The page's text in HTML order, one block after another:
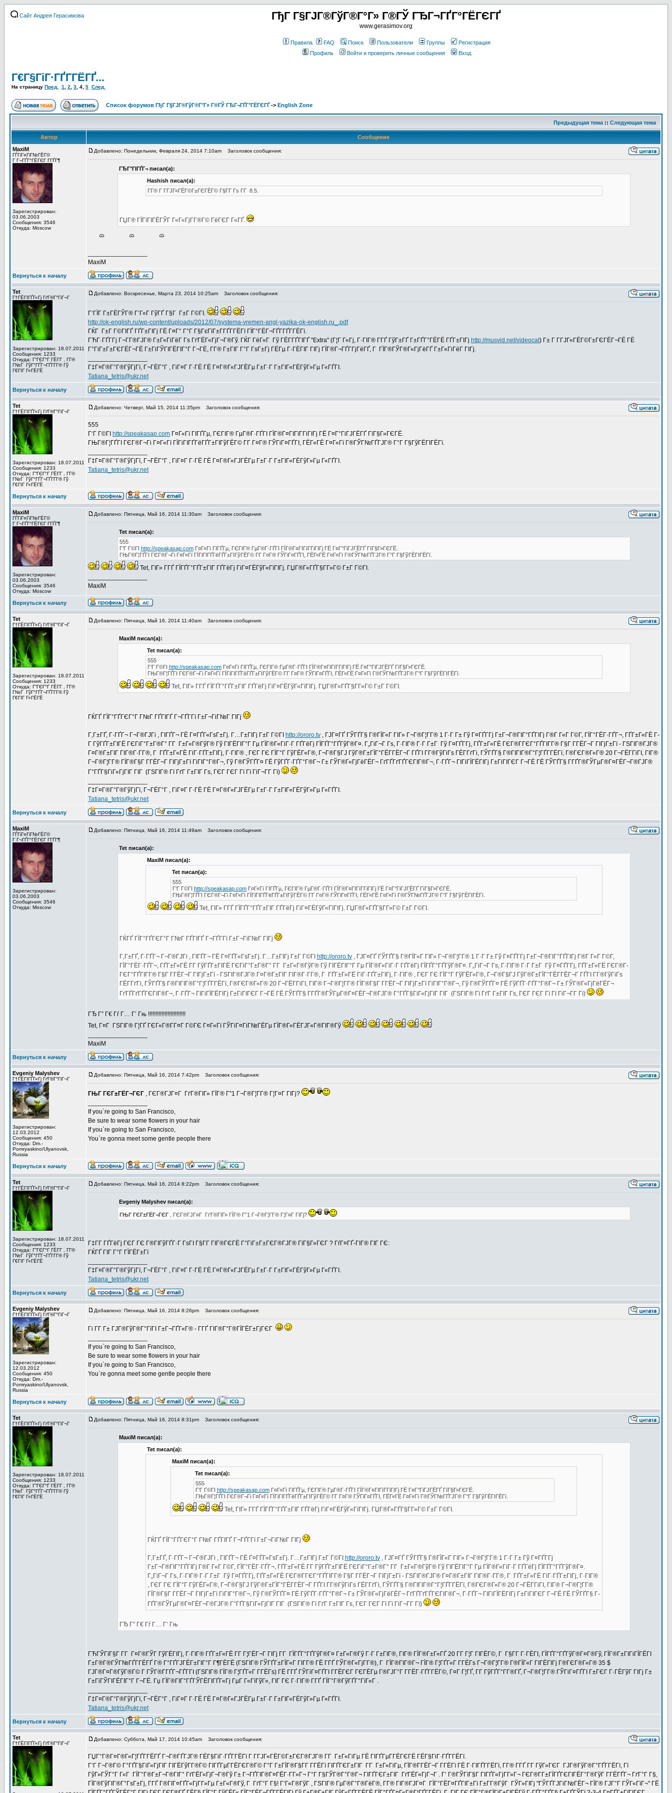
Сайт Андрея Герасимова ГђГ Г§ГЈГ®ГўГ®Г°Г» Г®ГЎ ГЂГ¬ГҐГ°ГЁГЄГҐ
www.gerasimov.org
Правила FAQ Поиск Пользователи Группы
Регистрация
Профиль
Войти и проверить личные сообщения Вход
Г€Г§ГіГ·ГҐГ­ГЁГҐ...
На страницу Пред. 1 2 3 4 5 След.
Список форумов ГђГ Г§ГЈГ®ГўГ®Г°Г» Г®ГЎ ГЂГ¬ГҐГ°ГЁГЄГҐ-> English Zone
Предыдущая тема :: Следующая тема
Автор
Сообщение
MaxiM
ГЃГіГ¤ГіГ№ГЁГ©
Г Г¬ГҐГ°ГЁГЄГ Г­ГҐГ¶
Зарегистрирован:
03.06.2003
Сообщения: 3546
Откуда: Moscow
Добавлено: Понедельник, Февраля 24, 2014 7:10am Заголовок сообщения:
ГЂГ°ГІГҐГ¬ писал(а):
Hashish писал(а):
Г­Г® Г Г­ГЈГ«ГЁГ©Г±ГЄГЁГ© Г§Г­Г Гѕ Г­Г 8.5.
ГЏГ® ГЇГїГІГЁГЎГ Г«Г«ГјГ­Г®Г© ГёГЄГ Г«ГҐ.
MaxiM
Вернуться к началу
Tet
Г†ГЁГІГҐГ«Гј ГґГ®Г°ГіГ¬Г
Зарегистрирован: 18.07.2011
Сообщения: 1233
Откуда: Г“ГЄГ°Г ГЁГ­Г , Г­Г®
Г№Г ГўГ°ГҐГ¬ГҐГ­Г­Г® Гў
Г€ГІГ Г«ГЁГЁ
Добавлено: Воскресенье, Марта 23, 2014 10:25am Заголовок сообщения:
Г‘ГЇГ Г±ГЁГЎГ® Г‘Г«Г ГўГҐ Г§Г Г±Г Г©ГІ.
http://ok-english.ru/wp-content/uploads/2012/07/systema-vremen-angl-yazika-ok-english.ru_.pdf
ГЌГ Г±Г Г©ГІГҐ ГҐГ±ГІГј ГЁ Г¤Г° Г°Г Г§ГєГїГ±Г­ГҐГ­ГЁГї ГЇГ°ГЁГ¬ГҐГ­ГҐГ­ГЁГї.
ГЋГ·ГҐГ­Гј Г¬Г­Г®ГЈГ® Г±Г«ГіГёГ Гѕ ГґГЁГ«ГјГ¬Г®Гў. ГЌГ ГёГ«Г Гў ГЁГ­ГҐГІГҐ "Extra" (Г¦Г Г«Гј, Г·ГІГ® Г­ГҐ ГўГ±ГҐ Г±ГҐГ°ГЁГЁ ГҐГ±ГІГј http://musvid.net/videocat) Г± Г Г­ГЈГ«ГЁГ©Г±ГЄГЁГ¬ГЁ ГЁ
Г°ГіГ±Г±ГЄГЁГ¬ГЁ Г±ГіГЎГІГЁГІГ°Г Г¬ГЁ, Г­Г® Г±ГІГ Г°Г ГѕГ±Гј ГЁГµ Г·ГЁГІГ ГІГј ГЇГ®Г¬ГҐГ­ГјГёГҐ, Г ГЇГ®ГЎГ®Г«ГјГёГҐ Г±Г«ГіГёГ ГІГј.
Г‡Г¤Г®Г°Г®ГўГјГї, Г¬ГЁГ°Г , ГіГ¤Г Г·ГЁ ГЁ Г¤Г®Г«ГЈГЁГµ Г±Г·Г Г±ГІГ«ГЁГўГ»Гµ Г«ГҐГІ.
Tatiana_tetris@ukr.net
Вернуться к началу
Tet
Г†ГЁГІГҐГ«Гј ГґГ®Г°ГіГ¬Г
Зарегистрирован: 18.07.2011
Сообщения: 1233
Откуда: Г“ГЄГ°Г ГЁГ­Г , Г­Г®
Г№Г ГўГ°ГҐГ¬ГҐГ­Г­Г® Гў
Г€ГІГ Г«ГЁГЁ
Добавлено: Четверг, Май 15, 2014 11:35pm Заголовок сообщения:
555
Г‘Г Г©ГІ http://speakasap.com Г¤Г«Гї ГІГҐГµ, ГЄГІГ® ГµГ®Г·ГҐГІ ГЇГ®Г¤ГІГїГ­ГіГІГј ГЁ Г¤Г°ГіГЈГЁГҐ ГїГ§Г»ГЄГЁ.
ГЊГ®Г¦ГҐГІ ГЄГ®Г¬Гі Г¤Г«Гї ГЇГіГІГҐГёГҐГ±ГІГўГЁГ© Г­Г Г¤Г® ГЎГіГ¤ГҐГІ, ГЁГ«ГЁ Г¤Г«Гї Г®ГЎГ№ГҐГЈГ® Г°Г Г§ГўГЁГІГЁГї.
Г‡Г¤Г®Г°Г®ГўГјГї, Г¬ГЁГ°Г , ГіГ¤Г Г·ГЁ ГЁ Г¤Г®Г«ГЈГЁГµ Г±Г·Г Г±ГІГ«ГЁГўГ»Гµ Г«ГҐГІ.
Tatiana_tetris@ukr.net
Вернуться к началу
MaxiM
ГЃГіГ¤ГіГ№ГЁГ©
Г Г¬ГҐГ°ГЁГЄГ Г­ГҐГ¶
Зарегистрирован:
03.06.2003
Сообщения: 3546
Откуда: Moscow
Добавлено: Пятница, Май 16, 2014 11:30am Заголовок сообщения:
Tet писал(а):
555
Г‘Г Г©ГІ http://speakasap.comГ¤Г«Гї ГІГҐГµ, ГЄГІГ® ГµГ®Г·ГҐГІ ГЇГ®Г¤ГІГїГ­ГіГІГј ГЁ Г¤Г°ГіГЈГЁГҐ ГїГ§Г»ГЄГЁ.
ГЊГ®Г¦ГҐГІ ГЄГ®Г¬Гі Г¤Г«Гї ГЇГіГІГҐГёГҐГ±ГІГўГЁГ© Г­Г Г¤Г® ГЎГіГ¤ГҐГІ, ГЁГ«ГЁ Г¤Г«Гї Г®ГЎГ№ГҐГЈГ® Г°Г Г§ГўГЁГІГЁГї.
Tet, ГІГ» Г­ГҐ ГЇГҐГ°ГҐГ±ГІГ ГҐГёГј ГіГ¤ГЁГўГ«ГїГІГј. ГЏГ®Г«ГҐГ§Г­Г»Г© Г±Г Г©ГІ.
MaxiM
Вернуться к началу
Tet
Г†ГЁГІГҐГ«Гј ГґГ®Г°ГіГ¬Г
Зарегистрирован: 18.07.2011
Сообщения: 1233
Откуда: Г“ГЄГ°Г ГЁГ­Г , Г­Г®
Г№Г ГўГ°ГҐГ¬ГҐГ­Г­Г® Гў
Г€ГІГ Г«ГЁГЁ
Добавлено: Пятница, Май 16, 2014 11:40am Заголовок сообщения:
MaxiM писал(а):
Tet писал(а):
555
Г‘Г Г©ГІ http://speakasap.comГ¤Г«Гї ГІГҐГµ, ГЄГІГ® ГµГ®Г·ГҐГІ ГЇГ®Г¤ГІГїГ­ГіГІГј ГЁ Г¤Г°ГіГЈГЁГҐ ГїГ§Г»ГЄГЁ.
ГЊГ®Г¦ГҐГІ ГЄГ®Г¬Гі Г¤Г«Гї ГЇГіГІГҐГёГҐГ±ГІГўГЁГ© Г­Г Г¤Г® ГЎГіГ¤ГҐГІ, ГЁГ«ГЁ Г¤Г«Гї Г®ГЎГ№ГҐГЈГ® Г°Г Г§ГўГЁГІГЁГї.
Tet, ГІГ» Г­ГҐ ГЇГҐГ°ГҐГ±ГІГ ГҐГёГј ГіГ¤ГЁГўГ«ГїГІГј. ГЏГ®Г«ГҐГ§Г­Г»Г© Г±Г Г©ГІ.
ГЌГҐ ГЇГ°ГҐГЄГ°Г Г№Г ГҐГІГҐ Г¬ГҐГ­Гї Г±Г¬ГіГ№Г ГІГј
Г‚Г±ГҐ, Г·ГҐГ¬ Г¬Г®ГЈГі , ГІГҐГ¬ ГЁ Г¤ГҐГ«ГѕГ±Гј. Г…Г±ГІГј Г±Г Г©ГІ http://ororo.tv , ГЈГ¤ГҐ ГЎГҐГ§ Г®ГЇГ«Г ГІГ» Г¬Г®Г¦Г­Г® 1 Г·Г Г± Гў Г¤ГҐГ­Гј Г±Г¬Г®ГІГ°ГҐГІГј Г®Г­ Г«Г Г©Г­, ГЇГ°ГЁГ·ГҐГ¬, ГҐГ±Г«ГЁ Г­
Г ГўГҐГ±ГІГЁ ГЄГіГ°Г±Г®Г° Г­Г Г±Г«Г®ГўГ® Гў ГІГЁГІГ°Г Гµ ГЇГ®Г«ГіГ·Г ГҐГёГј ГЇГҐГ°ГҐГўГ®Г¤. Г„ГіГ¬Г Гѕ, Г·ГІГ® Г·Г Г±Г Гў Г¤ГҐГ­Гј, ГҐГ±Г«ГЁ ГЄГ®Г­ГЄГ°ГҐГІГ­Г® Г§Г Г­ГЁГ¬Г ГІГјГ±Гї - ГЅГІГ®ГЈГ®
Г¤Г®Г±ГІГ ГІГ®Г·Г­Г®, Г ГҐГ±Г«ГЁ ГіГ·ГҐГ±ГІГј, Г·ГІГ® , ГЄГ ГЄ ГЇГ°Г ГўГЁГ«Г®, Г¬Г®Г§ГЈ ГўГ®Г±ГЇГ°ГЁГ­ГЁГ¬Г ГҐГІ Г­Г®ГўГіГѕ ГЁГ­ГґГі, ГЎГҐГ§ Г®ГІГІГ®Г°Г¦ГҐГ­ГЁГї, Г®ГЄГ®Г«Г® 20 Г¬ГЁГ­ГіГІ, ГІГ®
Г¬Г®Г¦Г­Г® ГЇГ®Г§Г Г­ГЁГ¬Г ГІГјГ±Гї ГіГІГ°Г®Г¬, Гў Г®ГЎГҐГ¤ ГЁ ГўГҐГ·ГҐГ°Г®Г¬ Г± ГЎГ®Г«ГјГёГЁГ¬ ГґГҐГґГҐГЄГІГ®Г¬, Г·ГҐГ¬ ГІГіГЇГЁГІГј Г±ГіГІГЄГ Г¬ГЁ ГЁ ГЎГҐГ§ Г­ГҐГ®ГЎГµГ®Г¤ГЁГ¬Г®ГЈГ®
Г°ГҐГ§ГіГ«ГјГІГ ГІГ (ГЅГІГ® Гї ГґГ Г±ГІГ Гѕ, ГЄГ ГЄГ Гї Гї ГіГ¬Г­Г Гї)
Г‡Г¤Г®Г°Г®ГўГјГї, Г¬ГЁГ°Г , ГіГ¤Г Г·ГЁ ГЁ Г¤Г®Г«ГЈГЁГµ Г±Г·Г Г±ГІГ«ГЁГўГ»Гµ Г«ГҐГІ.
Tatiana_tetris@ukr.net
Вернуться к началу
MaxiM
ГЃГіГ¤ГіГ№ГЁГ©
Г Г¬ГҐГ°ГЁГЄГ Г­ГҐГ¶
Зарегистрирован:
03.06.2003
Сообщения: 3546
Откуда: Moscow
Добавлено: Пятница, Май 16, 2014 11:49am Заголовок сообщения:
Tet писал(а):
MaxiM писал(а):
Tet писал(а):
555
Г‘Г Г©ГІ http://speakasap.com Г¤Г«Гї ГІГҐГµ, ГЄГІГ® ГµГ®Г·ГҐГІ ГЇГ®Г¤ГІГїГ­ГіГІГј ГЁ Г¤Г°ГіГЈГЁГҐ ГїГ§Г»ГЄГЁ.
ГЊГ®Г¦ГҐГІ ГЄГ®Г¬Гі Г¤Г«Гї ГЇГіГІГҐГёГҐГ±ГІГўГЁГ© Г­Г Г¤Г® ГЎГіГ¤ГҐГІ, ГЁГ«ГЁ Г¤Г«Гї Г®ГЎГ№ГҐГЈГ® Г°Г Г§ГўГЁГІГЁГї.
Tet, ГІГ» Г­ГҐ ГЇГҐГ°ГҐГ±ГІГ ГҐГёГј ГіГ¤ГЁГўГ«ГїГІГј. ГЏГ®Г«ГҐГ§Г­Г»Г© Г±Г Г©ГІ.
ГЌГҐ ГЇГ°ГҐГЄГ°Г Г№Г ГҐГІГҐ Г¬ГҐГ­Гї Г±Г¬ГіГ№Г ГІГј
Г‚Г±ГҐ, Г·ГҐГ¬ Г¬Г®ГЈГі , ГІГҐГ¬ ГЁ Г¤ГҐГ«ГѕГ±Гј. Г…Г±ГІГј Г±Г Г©ГІ http://ororo.tv, ГЈГ¤ГҐ ГЎГҐГ§ Г®ГЇГ«Г ГІГ» Г¬Г®Г¦Г­Г® 1 Г·Г Г± Гў Г¤ГҐГ­Гј Г±Г¬Г®ГІГ°ГҐГІГј Г®Г­ Г«Г Г©Г­,
ГЇГ°ГЁГ·ГҐГ¬, ГҐГ±Г«ГЁ Г­Г ГўГҐГ±ГІГЁ ГЄГіГ°Г±Г®Г° Г­Г Г±Г«Г®ГўГ® Гў ГІГЁГІГ°Г Гµ ГЇГ®Г«ГіГ·Г ГҐГёГј ГЇГҐГ°ГҐГўГ®Г¤. Г„ГіГ¬Г Гѕ, Г·ГІГ® Г·Г Г±Г Гў Г¤ГҐГ­Гј, ГҐГ±Г«ГЁ ГЄГ®Г­
ГЄГ°ГҐГІГ­Г® Г§Г Г­ГЁГ¬Г ГІГјГ±Гї - ГЅГІГ®ГЈГ® Г¤Г®Г±ГІГ ГІГ®Г·Г­Г®, Г ГҐГ±Г«ГЁ ГіГ·ГҐГ±ГІГј, Г·ГІГ® , ГЄГ ГЄ ГЇГ°Г ГўГЁГ«Г®, Г¬Г®Г§ГЈ ГўГ®Г±ГЇГ°ГЁГ­ГЁГ¬Г ГҐГІ Г­Г®ГўГіГѕ
ГЁГ­ГґГі, ГЎГҐГ§ Г®ГІГІГ®Г°Г¦ГҐГ­ГЁГї, Г®ГЄГ®Г«Г® 20 Г¬ГЁГ­ГіГІ, ГІГ® Г¬Г®Г¦Г­Г® ГЇГ®Г§Г Г­ГЁГ¬Г ГІГјГ±Гї ГіГІГ°Г®Г¬, Гў Г®ГЎГҐГ¤ ГЁ ГўГҐГ·ГҐГ°Г®Г¬ Г± ГЎГ®Г«ГјГёГЁГ¬
ГґГҐГґГҐГЄГІГ®Г¬, Г·ГҐГ¬ ГІГіГЇГЁГІГј Г±ГіГІГЄГ Г¬ГЁ ГЁ ГЎГҐГ§ Г­ГҐГ®ГЎГµГ®Г¤ГЁГ¬Г®ГЈГ® Г°ГҐГ§ГіГ«ГјГІГ ГІГ (ГЅГІГ® Гї ГґГ Г±ГІГ Гѕ, ГЄГ ГЄГ Гї Гї ГіГ¬Г­Г Гї)
ГЂ Г” Г€ Гѓ Г… Г’ Гњ !!!!!!!!!!!!!!!!!!!!!!!!!
Tet, Г¤Г ГЅГІГ® Г¦ГҐ ГЄГ«Г®Г­Г¤Г Г©ГЄ Г¤Г«Гї ГЎГіГ¤ГіГ№ГЁГµ ГЇГ®Г«ГЁГЈГ«Г®ГІГ®Гў
MaxiM
Вернуться к началу
Evgeniy Malyshev
Г†ГЁГІГҐГ«Гј ГґГ®Г°ГіГ¬Г
Зарегистрирован:
12.03.2012
Сообщения: 450
Откуда: Dm.-
Pomryaskino/Ulyanovsk,
Russia
Добавлено: Пятница, Май 16, 2014 7:42pm Заголовок сообщения:
ГЊГ ГЄГ±ГЁГ¬ГЄГ , ГЄГ®ГЈГ¤Г ГґГ®ГІГ» ГЇГ® Г”1 Г¬Г®Г¦Г­Г® Г¦Г¤Г ГІГј?
If you`re going to San Francisco,
Be sure to wear some flowers in your hair
If you`re going to San Francisco,
You`re gonna meet some gentle people there
Вернуться к началу
Tet
Г†ГЁГІГҐГ«Гј ГґГ®Г°ГіГ¬Г
Зарегистрирован: 18.07.2011
Сообщения: 1233
Откуда: Г“ГЄГ°Г ГЁГ­Г , Г­Г®
Г№Г ГўГ°ГҐГ¬ГҐГ­Г­Г® Гў
Г€ГІГ Г«ГЁГЁ
Добавлено: Пятница, Май 16, 2014 8:22pm Заголовок сообщения:
Evgeniy Malyshev писал(а):
ГЊГ ГЄГ±ГЁГ¬ГЄГ , ГЄГ®ГЈГ¤Г ГґГ®ГІГ» ГЇГ® Г”1 Г¬Г®Г¦Г­Г® Г¦Г¤Г ГІГј?
Г‡Г­Г ГҐГёГј ГЄГ ГЄ Г®ГІГўГҐГ·Г ГѕГІ Г§Г­Г ГІГ®ГЄГЁ Г°ГіГ±Г±ГЄГ®ГЈГ® ГїГ§Г»ГЄГ ? ГѓГ¤ГҐ-ГІГ® ГІГ ГЄ:
ГЌГҐ ГІГ Г°Г ГЇГЁГ±Гї
Г‡Г¤Г®Г°Г®ГўГјГї, Г¬ГЁГ°Г , ГіГ¤Г Г·ГЁ ГЁ Г¤Г®Г«ГЈГЁГµ Г±Г·Г Г±ГІГ«ГЁГўГ»Гµ Г«ГҐГІ.
Tatiana_tetris@ukr.net
Вернуться к началу
Evgeniy Malyshev
Г†ГЁГІГҐГ«Гј ГґГ®Г°ГіГ¬Г
Зарегистрирован:
12.03.2012
Сообщения: 450
Откуда: Dm.-
Pomryaskino/Ulyanovsk,
Russia
Добавлено: Пятница, Май 16, 2014 8:26pm Заголовок сообщения:
Гі Г­Г Г± ГЈГ®ГўГ®Г°ГїГІ Г±Г¬ГҐГ«Г® - Г­ГҐ ГІГ®Г°Г®ГЇГЁГ±ГјГЄГ
If you`re going to San Francisco,
Be sure to wear some flowers in your hair
If you`re going to San Francisco,
You`re gonna meet some gentle people there
Вернуться к началу
Tet
Г†ГЁГІГҐГ«Гј ГґГ®Г°ГіГ¬Г
Зарегистрирован: 18.07.2011
Сообщения: 1233
Откуда: Г“ГЄГ°Г ГЁГ­Г , Г­Г®
Г№Г ГўГ°ГҐГ¬ГҐГ­Г­Г® Гў
Г€ГІГ Г«ГЁГЁ
Добавлено: Пятница, Май 16, 2014 8:31pm Заголовок сообщения:
MaxiM писал(а):
Tet писал(а):
MaxiM писал(а):
Tet писал(а):
555
Г‘Г Г©ГІ http://speakasap.comГ¤Г«Гї ГІГҐГµ, ГЄГІГ® ГµГ®Г·ГҐГІ ГЇГ®Г¤ГІГїГ­ГіГІГј ГЁ Г¤Г°ГіГЈГЁГҐ ГїГ§Г»ГЄГЁ.
ГЊГ®Г¦ГҐГІ ГЄГ®Г¬Гі Г¤Г«Гї ГЇГіГІГҐГёГҐГ±ГІГўГЁГ© Г­Г Г¤Г® ГЎГіГ¤ГҐГІ, ГЁГ«ГЁ Г¤Г«Гї Г®ГЎГ№ГҐГЈГ® Г°Г Г§ГўГЁГІГЁГї.
Tet, ГІГ» Г­ГҐ ГЇГҐГ°ГҐГ±ГІГ ГҐГёГј ГіГ¤ГЁГўГ«ГїГІГј. ГЏГ®Г«ГҐГ§Г­Г»Г© Г±Г Г©ГІ.
ГЌГҐ ГЇГ°ГҐГЄГ°Г Г№Г ГҐГІГҐ Г¬ГҐГ­Гї Г±Г¬ГіГ№Г ГІГј
Г‚Г±ГҐ, Г·ГҐГ¬ Г¬Г®ГЈГі , ГІГҐГ¬ ГЁ Г¤ГҐГ«ГѕГ±Гј. Г…Г±ГІГј Г±Г Г©ГІ http://ororo.tv, ГЈГ¤ГҐ ГЎГҐГ§ Г®ГЇГ«Г ГІГ» Г¬Г®Г¦Г­Г® 1 Г·Г Г± Гў Г¤ГҐГ­Гј
Г±Г¬Г®ГІГ°ГҐГІГј Г®Г­ Г«Г Г©Г­, ГЇГ°ГЁГ·ГҐГ¬, ГҐГ±Г«ГЁ Г­Г ГўГҐГ±ГІГЁ ГЄГіГ°Г±Г®Г° Г­Г Г±Г«Г®ГўГ® Гў ГІГЁГІГ°Г Гµ ГЇГ®Г«ГіГ·Г ГҐГёГј ГЇГҐГ°ГҐГўГ®Г¤.
Г„ГіГ¬Г Гѕ, Г·ГІГ® Г·Г Г±Г Гў Г¤ГҐГ­Гј, ГҐГ±Г«ГЁ ГЄГ®Г­ГЄГ°ГҐГІГ­Г® Г§Г Г­ГЁГ¬Г ГІГјГ±Гї - ГЅГІГ®ГЈГ® Г¤Г®Г±ГІГ ГІГ®Г·Г­Г®, Г ГҐГ±Г«ГЁ ГіГ·ГҐГ±ГІГј, Г·ГІГ®
, ГЄГ ГЄ ГЇГ°Г ГўГЁГ«Г®, Г¬Г®Г§ГЈ ГўГ®Г±ГЇГ°ГЁГ­ГЁГ¬Г ГҐГІ Г­Г®ГўГіГѕ ГЁГ­ГґГі, ГЎГҐГ§ Г®ГІГІГ®Г°Г¦ГҐГ­ГЁГї, Г®ГЄГ®Г«Г® 20 Г¬ГЁГ­ГіГІ, ГІГ® Г¬Г®Г¦Г­Г®
ГЇГ®Г§Г Г­ГЁГ¬Г ГІГјГ±Гї ГіГІГ°Г®Г¬, Гў Г®ГЎГҐГ¤ ГЁ ГўГҐГ·ГҐГ°Г®Г¬ Г± ГЎГ®Г«ГјГёГЁГ¬ ГґГҐГґГҐГЄГІГ®Г¬, Г·ГҐГ¬ ГІГіГЇГЁГІГј Г±ГіГІГЄГ Г¬ГЁ ГЁ ГЎГҐГ§ Г­
ГҐГ®ГЎГµГ®Г¤ГЁГ¬Г®ГЈГ® Г°ГҐГ§ГіГ«ГјГІГ ГІГ (ГЅГІГ® Гї ГґГ Г±ГІГ Гѕ, ГЄГ ГЄГ Гї Гї ГіГ¬Г­Г Гї)
ГЂ Г” Г€ Гѓ Г… Г’ Гњ
ГЋГЎГїГ§Г Г­Г Г¤Г®ГЎГ ГўГЁГІГј, Г·ГІГ® ГҐГ±Г«ГЁ Г­Г Г¦ГЁГ¬Г ГІГј Г­Г ГЇГҐГ°ГҐГўГ®Г¤ Г±Г«Г®Гў Г·Г Г±ГІГ®, ГІГ® ГЇГ®Г±Г«ГҐ 20 Г­Г Г¦Г ГІГЁГ©, Г Г§Г­Г Г·ГЁГІ, ГЇГҐГ°ГҐГўГ®Г¤Г®Гў, ГЇГ®Г±ГІГіГЇГЁГІ
Г±Г®Г®ГЎГ№ГҐГ­ГЁГҐ Г® Г°ГҐГЈГЁГ±ГІГ°Г Г¶ГЁГЁ (ГЅГІГ® ГЎГҐГ±ГЇГ«Г ГІГ­Г® ГЁ Г­ГҐ ГЎГ®Г«ГјГ­Г®), Г ГЇГ®ГІГ®Г¬ ГЇГ® Г¦ГҐГ«Г Г­ГЁГѕ Г¬Г®Г¦Г­Г® Г®ГЇГ«Г ГІГЁГІГј Г®ГЄГ®Г«Г® 35 $
ГЈГ®Г¤Г®ГўГ®Г© Г ГЎГ®Г­ГҐГ¬ГҐГ­ГІ (ГЅГІГ® ГЇГ® Г¦ГҐГ«Г Г­ГЁГѕ) ГЁ Г­ГҐ ГЎГіГ¤ГҐГІ Г­ГЁГЄГ ГЄГЁГµ Г®ГЈГ°Г Г­ГЁГ·ГҐГ­ГЁГ©, Г¤Г Г¦ГҐ, Г­Г ГўГҐГ°Г­Г®ГҐ, Г¬Г®Г¦Г­Г® ГЎГіГ¤ГҐГІ Г±ГЄГ Г·ГЁГўГ ГІГј Г±
Г±ГіГЎГІГЁГІГ°Г Г¬ГЁ. Гџ ГЇГ®ГІГ°ГҐГЎГЁГІГҐГ«Гј ГµГ Г«ГїГўГ», ГІГ ГЄ Г·ГІГ® Г­ГҐ ГЇГ°Г®ГўГҐГ°ГїГ«Г .
Г‡Г¤Г®Г°Г®ГўГјГї, Г¬ГЁГ°Г , ГіГ¤Г Г·ГЁ ГЁ Г¤Г®Г«ГЈГЁГµ Г±Г·Г Г±ГІГ«ГЁГўГ»Гµ Г«ГҐГІ.
Tatiana_tetris@ukr.net
Вернуться к началу
Tet
Г†ГЁГІГҐГ«Гј ГґГ®Г°ГіГ¬Г
Добавлено: Суббота, Май 17, 2014 10:45am Заголовок сообщения:
ГЏГ°Г®Г¤Г®Г«Г¦ГҐГ­ГЁГҐ Г¬Г®ГҐГЈГ® ГЁГ§ГіГ·ГҐГ­ГЁГї Г Г­ГЈГ«ГЁГ©Г±ГЄГ®ГЈГ® Г­Г Г±Г«ГіГµ ГЁ ГІГҐГµГ­ГЁГЄГЁ ГЁГ§ГіГ·ГҐГ­ГЁГї.
Г‘Г Г¬Г®Г© Г°ГҐГ§ГіГ«ГјГІГ ГІГЁГўГ­Г®Г© ГІГҐГµГ­ГЁГЄГ®Г© Г°Г Г±ГЇГ®Г§Г­Г Г­ГЁГї ГІГҐГЄГ±ГІГ Г­Г Г±Г«ГіГµ, ГЇГ®Г­ГЁГ¬Г Г­ГЁГї ГЁ Г·ГІГҐГ­ГЁГї, Г­Г® Г­ГҐ Г­Г ГўГ»ГЄГ ГЈГ®ГўГ®Г°ГҐГ­ГЁГї, Гї
ГўГ»ГЎГ°Г Г«Г ГЇГ°Г®Г±Г¬Г®ГІГ° ГґГЁГ«ГјГ¬Г®Гў Г± Г¬ГҐГІГ®Г¤ГЁГ·Г­Г»Г¬ Г°Г Г§ГЎГ®Г°Г®Г¬ ГІГҐГЄГ±ГІГ ГґГЁГ«ГјГ¬Г . Г‘ Г®ГЎГїГ§Г ГІГҐГ«ГјГ­Г»Г¬ ГЄГ®Г­Г±ГЇГҐГЄГІГЁГ°Г®ГўГ Г­ГЁГҐГ¬ ГґГ°Г Г§,
ГЇГ®ГўГІГ®Г°ГѕГ±Гј, Г­ГҐ Г®ГІГ¤ГҐГ«ГјГ­Г»Гµ Г±Г«Г®Гў, Г ГґГ°Г Г§! Г‘Г«Г®ГўГ , ГЅГІГ® ГµГ®Г°Г®ГёГ®, Г­Г® ГІГ®ГЈГ¤Г ГЇГ°ГЁГ¤ГҐГІГ±Гї Г±Г­Г®ГўГ ГЎГ»ГІГј "ГЎГҐГЈГіГ№ГЁГ¬ ГЇГ® ГЈГ°Г ГЎГ«ГїГ¬" ГЁ